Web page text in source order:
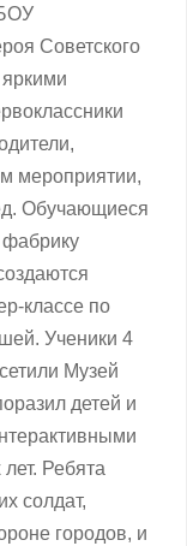
Советского
мероприятии,
Обучающиеся
классе по
Ученики 4
Музей
детей и
Ребята
солдат,
городов, и